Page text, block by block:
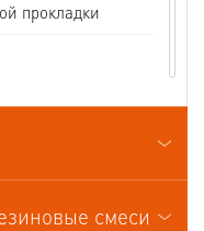
прокладки
смеси